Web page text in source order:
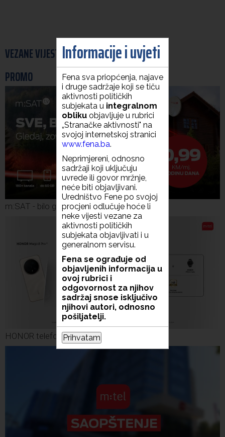
VEZANE VIJESTI Informacije i uvjeti
Fena sva priopćenja, najave
i druge sadržaje koji se tiču
aktivnosti političkih
subjekata u integralnom
obliku objavljuje u rubrici
„Stranačke aktivnosti" na
svojoj internetskoj stranici
www.fena.ba.
Neprimjereni, odnosno
sadržaji koji uključuju
uvrede ili govor mržnje,
neće biti objavljivani.
Uredništvo Fene po svojoj
procjeni odlučuje hoće li
neke vijesti vezane za
aktivnosti političkih
subjekata objavljivati i u
generalnom servisu.
Fena se ograđuje od
objavljenih informacija u
ovoj rubrici i
odgovornost za njihov
sadržaj snose isključivo
njihovi autori, odnosno
pošiljatelji.
Prihvatam
PROMO
m:SAT - bilo gdje u BiH
HONOR telefoni s poklonima u m:tel ponudi